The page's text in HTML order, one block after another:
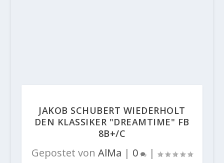
JAKOB SCHUBERT WIEDERHOLT
DEN KLASSIKER "DREAMTIME" FB
8B+/C
Gepostet von AlMa | 0 |